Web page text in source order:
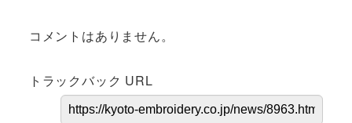
コメントはありません。
トラックバック URL